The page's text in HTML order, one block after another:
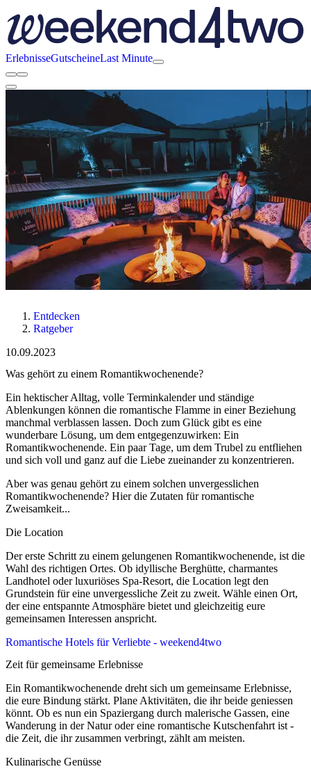
ErlebnisseGutscheineLast Minute
Entdecken
Ratgeber
10.09.2023
Was gehört zu einem Romantikwochenende?
Ein hektischer Alltag, volle Terminkalender und ständige
Ablenkungen können die romantische Flamme in einer Beziehung
manchmal verblassen lassen. Doch zum Glück gibt es eine
wunderbare Lösung, um dem entgegenzuwirken: Ein
Romantikwochenende. Ein paar Tage, um dem Trubel zu entfliehen
und sich voll und ganz auf die Liebe zueinander zu konzentrieren.
Aber was genau gehört zu einem solchen unvergesslichen
Romantikwochenende? Hier die Zutaten für romantische
Zweisamkeit...
Die Location
Der erste Schritt zu einem gelungenen Romantikwochenende, ist die
Wahl des richtigen Ortes. Ob idyllische Berghütte, charmantes
Landhotel oder luxuriöses Spa-Resort, die Location legt den
Grundstein für eine unvergessliche Zeit zu zweit. Wähle einen Ort,
der eine entspannte Atmosphäre bietet und gleichzeitig eure
gemeinsamen Interessen anspricht.
Romantische Hotels für Verliebte - weekend4two
Zeit für gemeinsame Erlebnisse
Ein Romantikwochenende dreht sich um gemeinsame Erlebnisse,
die eure Bindung stärkt. Plane Aktivitäten, die ihr beide geniessen
könnt. Ob es nun ein Spaziergang durch malerische Gassen, eine
Wanderung in der Natur oder eine romantische Kutschenfahrt ist -
die Zeit, die ihr zusammen verbringt, zählt am meisten.
Kulinarische Genüsse